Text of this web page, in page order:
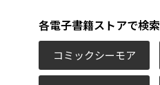
各電子書籍ストアで検索
コミックシーモア